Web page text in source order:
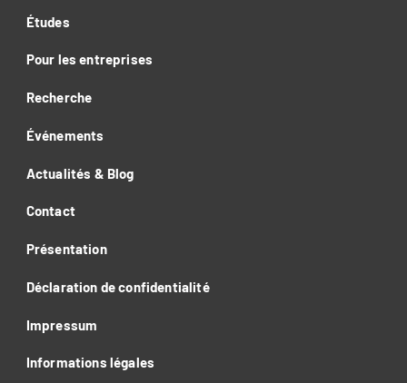
Études
Pour les entreprises
Recherche
Événements
Actualités & Blog
Contact
Présentation
Déclaration de confidentialité
Impressum
Informations légales